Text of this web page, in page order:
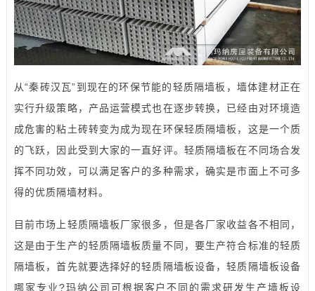
从“秦砖汉瓦”到现在的环保节能的轻质隔墙板，墙体建材正在
实行升级策略，产品运营模式也在逐步转换，已经由对环境造
成危害的粘土砖转变为成为现在环保轻质隔墙板，这是一个质
的飞跃，因此受到大家的一直好评。轻质隔墙板在不同场合发
挥不同功效，可以满足客户的多种需求，确实是市面上不可多
得的优质隔墙材料。
目前市场上轻质隔墙板厂家很多，但是各厂家收益各不相同，
这是由于生产的轻质隔墙板质量不同，要生产符合标准的轻质
隔墙板，首先就要选择好的轻质隔墙板设备，轻质隔墙板设备
哪家专业?玛纳公司可根据客户不同的需求研发生产墙板设